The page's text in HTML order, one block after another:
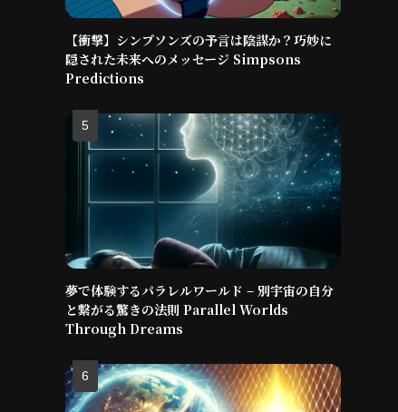
【衝撃】シンプソンズの予言は陰謀か？巧妙に
隠された未来へのメッセージ Simpsons
Predictions
夢で体験するパラレルワールド – 別宇宙の自分
と繋がる驚きの法則 Parallel Worlds
Through Dreams